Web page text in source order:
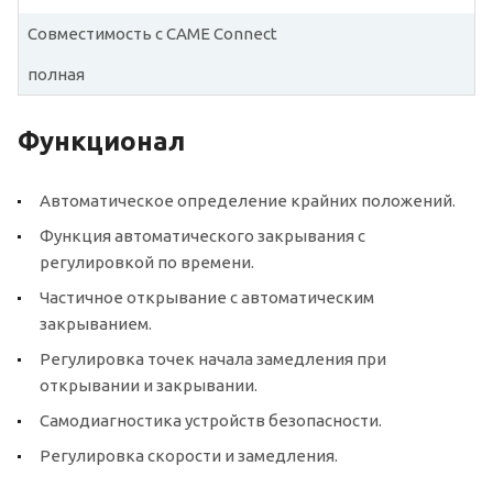
Совместимость с CAME Connect
полная
Функционал
Автоматическое определение крайних положений.
Функция автоматического закрывания с
регулировкой по времени.
Частичное открывание с автоматическим
закрыванием.
Регулировка точек начала замедления при
открывании и закрывании.
Самодиагностика устройств безопасности.
Регулировка скорости и замедления.